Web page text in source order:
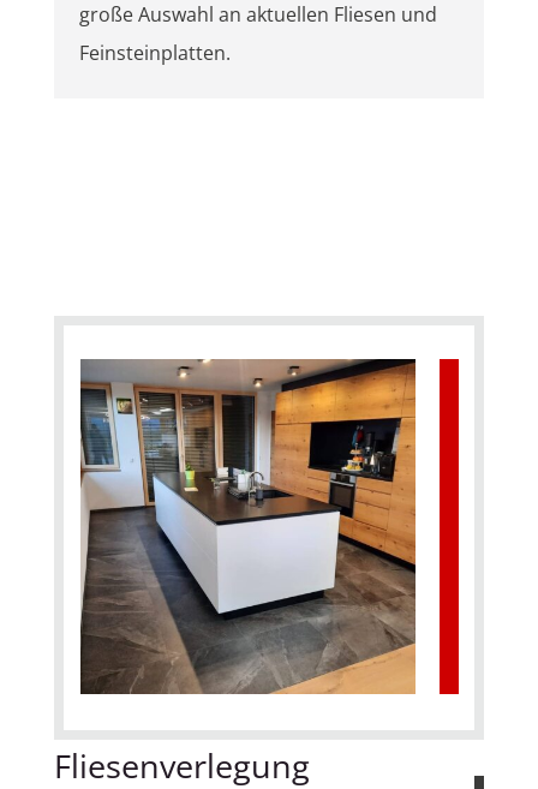
große Auswahl an aktuellen Fliesen und
Feinsteinplatten.
Fliesenverlegung